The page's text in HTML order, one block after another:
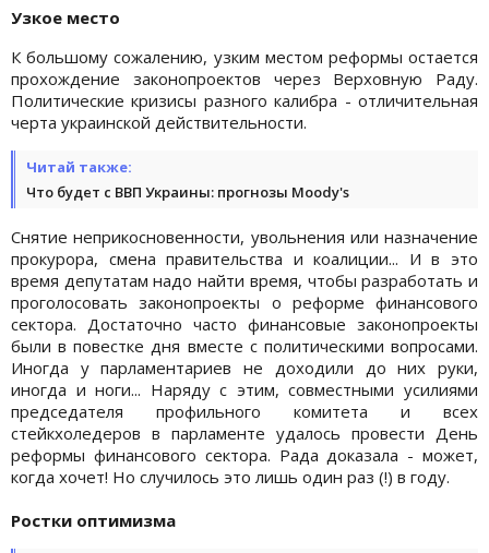
Узкое место
К большому сожалению, узким местом реформы остается
прохождение законопроектов через Верховную Раду.
Политические кризисы разного калибра - отличительная
черта украинской действительности.
Читай также:
Что будет с ВВП Украины: прогнозы Moody's
Снятие неприкосновенности, увольнения или назначение
прокурора, смена правительства и коалиции... И в это
время депутатам надо найти время, чтобы разработать и
проголосовать законопроекты о реформе финансового
сектора. Достаточно часто финансовые законопроекты
были в повестке дня вместе с политическими вопросами.
Иногда у парламентариев не доходили до них руки,
иногда и ноги... Наряду с этим, совместными усилиями
председателя профильного комитета и всех
стейкхоледеров в парламенте удалось провести День
реформы финансового сектора. Рада доказала - может,
когда хочет! Но случилось это лишь один раз (!) в году.
Ростки оптимизма